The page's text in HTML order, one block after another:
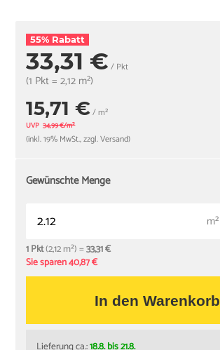
55% Rabatt
33,31 € / Pkt
(1 Pkt = 2,12 m²)
15,71 €/ m²
UVP 34,99 €/m²
(inkl. 19% MwSt., zzgl. Versand)
Gewünschte Menge
m²
1 Pkt(2,12 m²) =33,31 €
Sie sparen 40,87 €
In den Warenkorb
Lieferung ca.:18.8. bis 21.8.